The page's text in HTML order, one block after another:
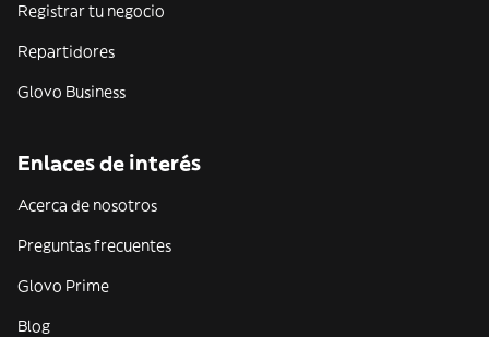
Registrar tu negocio
Repartidores
Glovo Business
Enlaces de interés
Acerca de nosotros
Preguntas frecuentes
Glovo Prime
Blog